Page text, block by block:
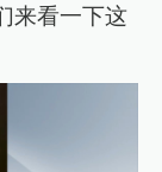
来看一下这